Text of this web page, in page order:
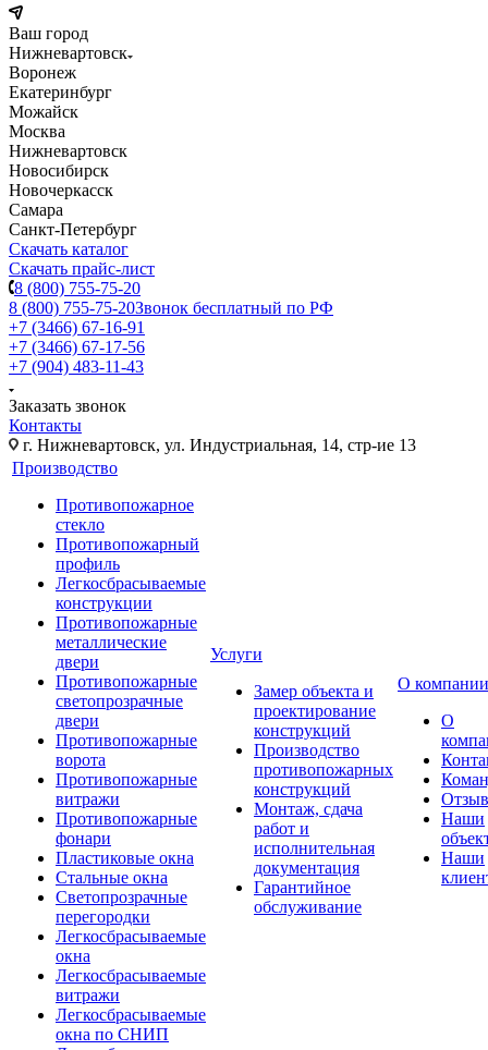
Ваш город
Нижневартовск
Воронеж
Екатеринбург
Можайск
Москва
Нижневартовск
Новосибирск
Новочеркасск
Самара
Санкт-Петербург
Скачать каталог
Скачать прайс-лист
8 (800) 755-75-20
8 (800) 755-75-20Звонок бесплатный по РФ
+7 (3466) 67-16-91
+7 (3466) 67-17-56
+7 (904) 483-11-43
Заказать звонок
Контакты
г. Нижневартовск, ул. Индустриальная, 14, стр-ие 13
Производство
Противопожарное
стекло
Противопожарный
профиль
Легкосбрасываемые
конструкции
Противопожарные
металлические
двери
Противопожарные
светопрозрачные
двери
Противопожарные
ворота
Противопожарные
витражи
Противопожарные
фонари
Пластиковые окна
Стальные окна
Светопрозрачные
перегородки
Легкосбрасываемые
окна
Легкосбрасываемые
витражи
Легкосбрасываемые
окна по СНИП
Услуги
Замер объекта и
проектирование
конструкций
Производство
противопожарных
конструкций
Монтаж, сдача
работ и
исполнительная
документация
Гарантийное
обслуживание
О компании
О
Наши
Наши